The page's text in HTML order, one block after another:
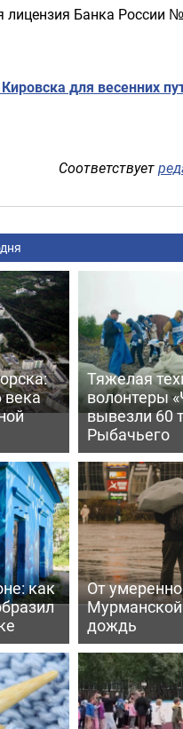
лицензия Банка России
для весенних
Соответствует
века
Тяжелая
волонтеры
вывезли 60
Рыбачьего
как
От
Мурманской
дождь